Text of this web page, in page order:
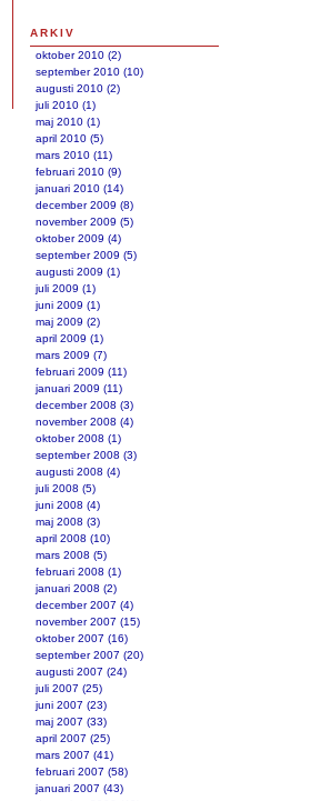
ARKIV
oktober 2010 (2)
september 2010 (10)
augusti 2010 (2)
juli 2010 (1)
maj 2010 (1)
april 2010 (5)
mars 2010 (11)
februari 2010 (9)
januari 2010 (14)
december 2009 (8)
november 2009 (5)
oktober 2009 (4)
september 2009 (5)
augusti 2009 (1)
juli 2009 (1)
juni 2009 (1)
maj 2009 (2)
april 2009 (1)
mars 2009 (7)
februari 2009 (11)
januari 2009 (11)
december 2008 (3)
november 2008 (4)
oktober 2008 (1)
september 2008 (3)
augusti 2008 (4)
juli 2008 (5)
juni 2008 (4)
maj 2008 (3)
april 2008 (10)
mars 2008 (5)
februari 2008 (1)
januari 2008 (2)
december 2007 (4)
november 2007 (15)
oktober 2007 (16)
september 2007 (20)
augusti 2007 (24)
juli 2007 (25)
juni 2007 (23)
maj 2007 (33)
april 2007 (25)
mars 2007 (41)
februari 2007 (58)
januari 2007 (43)